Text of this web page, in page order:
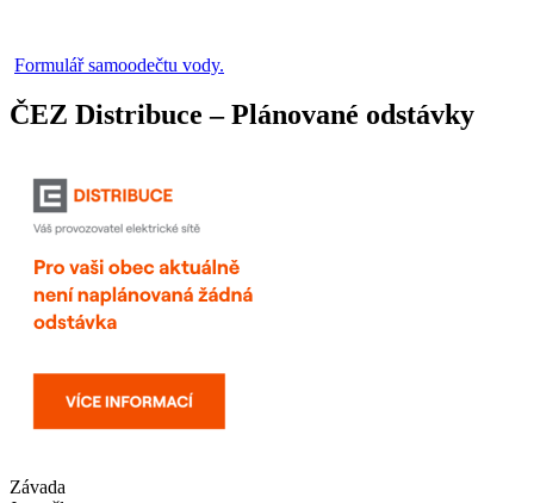
Formulář samoodečtu vody.
ČEZ Distribuce – Plánované odstávky
Závada